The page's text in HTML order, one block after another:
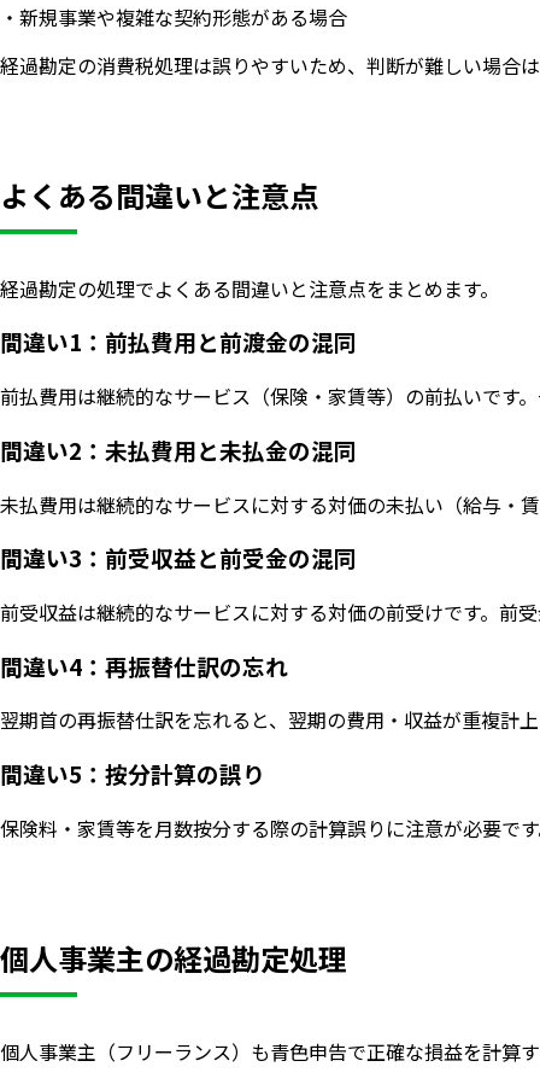
・新規事業や複雑な契約形態がある場合
経過勘定の消費税処理は誤りやすいため、判断が難しい場合
よくある間違いと注意点
経過勘定の処理でよくある間違いと注意点をまとめます。
間違い1：前払費用と前渡金の混同
前払費用は継続的なサービス（保険・家賃等）の前払いです
間違い2：未払費用と未払金の混同
未払費用は継続的なサービスに対する対価の未払い（給与・
間違い3：前受収益と前受金の混同
前受収益は継続的なサービスに対する対価の前受けです。前
間違い4：再振替仕訳の忘れ
翌期首の再振替仕訳を忘れると、翌期の費用・収益が重複計
間違い5：按分計算の誤り
保険料・家賃等を月数按分する際の計算誤りに注意が必要で
個人事業主の経過勘定処理
個人事業主（フリーランス）も青色申告で正確な損益を計算